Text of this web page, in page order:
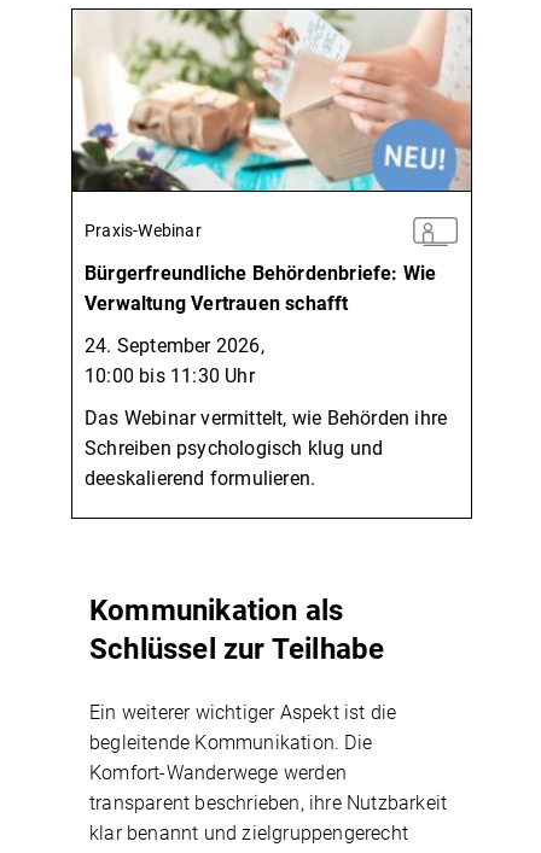
Praxis-Webinar
Bürgerfreundliche Behördenbriefe: Wie
Verwaltung Vertrauen schafft
24. September 2026,
10:00 bis 11:30 Uhr
Das Webinar vermittelt, wie Behörden ihre
Schreiben psychologisch klug und
deeskalierend formulieren.
Kommunikation als
Schlüssel zur Teilhabe
Ein weiterer wichtiger Aspekt ist die
begleitende Kommunikation. Die
Komfort-Wanderwege werden
transparent beschrieben, ihre Nutzbarkeit
klar benannt und zielgruppengerecht